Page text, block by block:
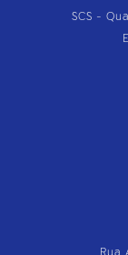
SCS -